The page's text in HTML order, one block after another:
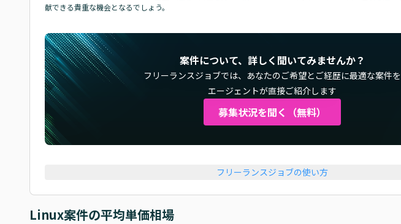
献できる貴重な機会となるでしょう。
案件について、詳しく聞いてみませんか？
フリーランスジョブでは、 あなたのご希望とご経歴に最適な案件を
エージェントが直接ご紹介します
募集状況を聞く（無料）
フリーランスジョブの使い方
Linux案件の平均単価相場